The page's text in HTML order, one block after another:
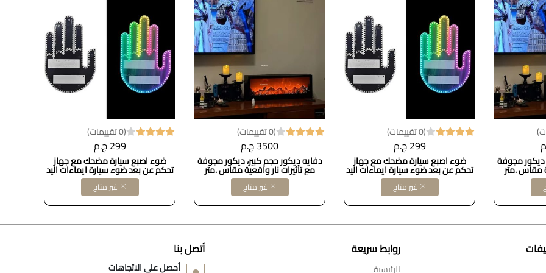
ديكور مجوفة
مقاس .متر
(0 تقييمات)
299 ج.م
ضوء اصبع سيارة مضحك مع جهاز
تحكم عن بعد ضوء سيارة ايماءات اليد
Dollars for import B0D83GQVGJ
غير متاح
(0 تقييمات)
3500 ج.م
دفايه ديكور حجم كبير، ديكور مجوفة
مع تأثيرات نار واقعية مقاس .متر
27ونص *12ونص غير متاح
(0 تقييمات)
299 ج.م
ضوء اصبع سيارة مضحك مع جهاز
تحكم عن بعد ضوء سيارة ايماءات اليد
Dollars for import B0D83GQVGJ
غير متاح
روابط سريعة
الرئيسية
أتصل بنا
أحصل على الاتجاهات